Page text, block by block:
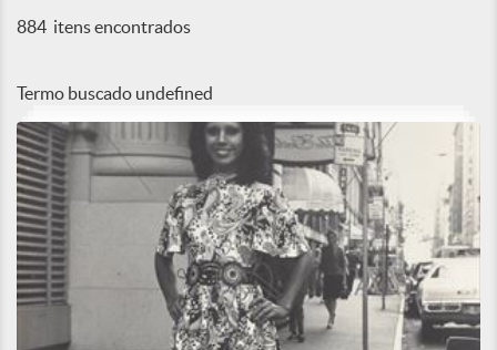
884 itens encontrados
Termo buscado undefined